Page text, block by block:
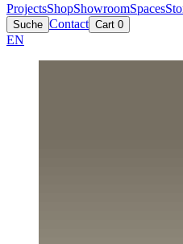
ProjectsShopShowroomSpaces
Suche Contact Cart 0
EN